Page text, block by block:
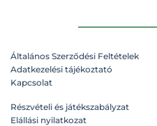
Általános Szerződési Feltételek
Adatkezelési tájékoztató
Kapcsolat
Részvételi és játékszabályzat
Elállási nyilatkozat